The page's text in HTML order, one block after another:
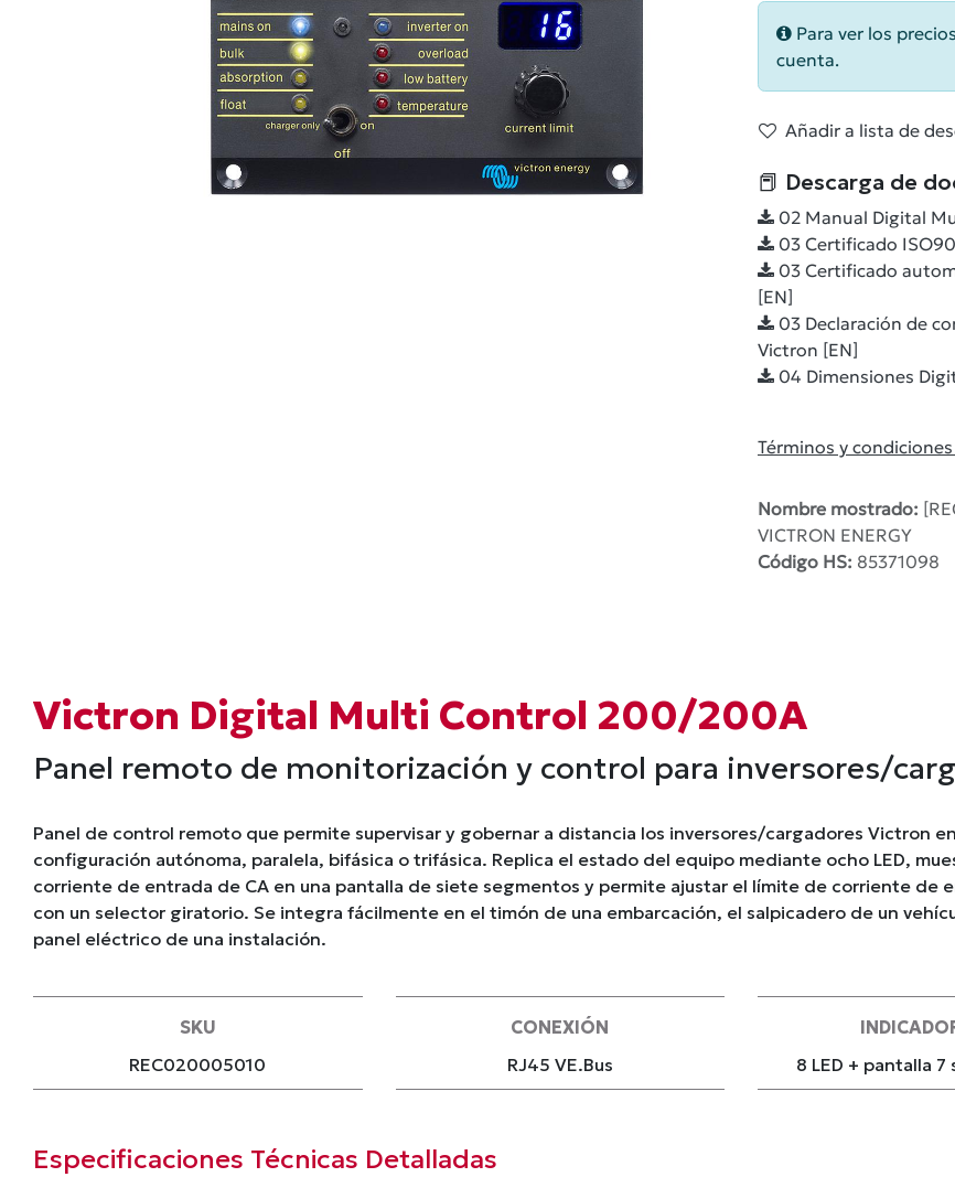
Para ver los
cuenta.
Añadir a lista de
📕 Descarga de
02 Manual Digital
03 Certificado
03 Certificado
[EN]
03 Declaración de
Victron [EN]
04 Dimensiones
Términos y
Nombre mostrado:
VICTRON ENERGY
Código HS: 85371098
Victron Digital Multi Control 200/200A
Panel remoto de monitorización y control para inversores/
Panel de control remoto que permite supervisar y gobernar a distancia los inversores/cargadores Victron en
configuración autónoma, paralela, bifásica o trifásica. Replica el estado del equipo mediante ocho LED,
corriente de entrada de CA en una pantalla de siete segmentos y permite ajustar el límite de corriente de
con un selector giratorio. Se integra fácilmente en el timón de una embarcación, el salpicadero de un
panel eléctrico de una instalación.
SKU
REC020005010
CONEXIÓN
RJ45 VE.Bus
8 LED + pantalla
Especificaciones Técnicas Detalladas